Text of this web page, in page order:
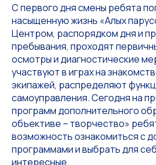
С первого дня смены ребята
насыщенную жизнь «Алых
Центром, распорядком дня и
пребывания, проходят
осмотры и диагностические
участвуют в играх на
экипажей, распределяют
самоуправления. Сегодня на
программ дополнительного
объективе – творчество»
возможность ознакомиться с
программами и выбрать для
интересные.